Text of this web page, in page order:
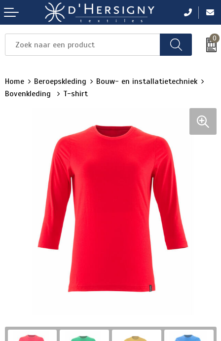
0
Home Beroepskleding
Bouw- en installatietechniek
Bovenkleding
T-shirt